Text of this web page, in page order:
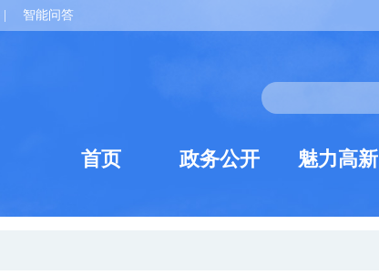
智能问答
首页 政务公开 魅力高新